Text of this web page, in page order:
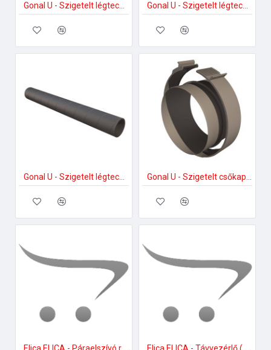
Gonal U - Szigetelt légtechnikai könyök 150; 90Â°-os Szellőztető ventilátor tartozékok